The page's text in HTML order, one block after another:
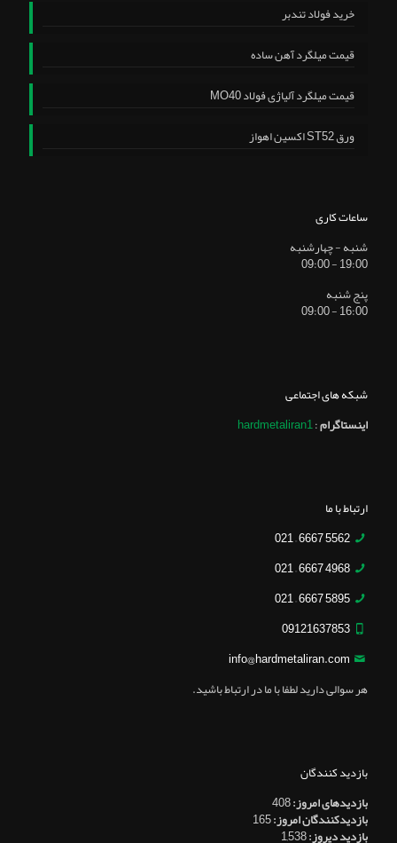
خرید فولاد تندبر
قیمت میلگرد آهن ساده
قیمت میلگرد آلیاژی فولاد MO40
ورق ST52 اکسین اهواز
ساعات کاری
شنبه - چهارشنبه
19:00 - 09:00
پنج شنبه
16:00 - 09:00
شبکه های اجتماعی
اینستاگرام:
hardmetaliran1
ارتباط با ما
5562 6667 – 021
4968 6667 – 021
5895 6667 – 021
09121637853
info@hardmetaliran.com
هر سوالی دارید لطفا با ما در ارتباط باشید.
بازدید کنندگان
بازدیدهای امروز:408
بازدیدکنندگان امروز:165
بازدید دیروز:1,538